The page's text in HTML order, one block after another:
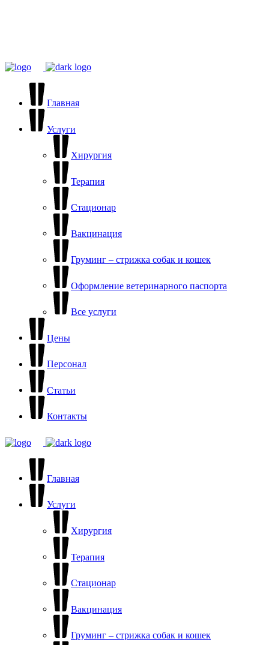
Главная
Услуги
Хирургия
Терапия
Стационар
Вакцинация
Груминг – стрижка собак и кошек
Оформление ветеринарного паспорта
Все услуги
Цены
Персонал
Статьи
Контакты
Главная
Услуги
Хирургия
Терапия
Стационар
Вакцинация
Груминг – стрижка собак и кошек